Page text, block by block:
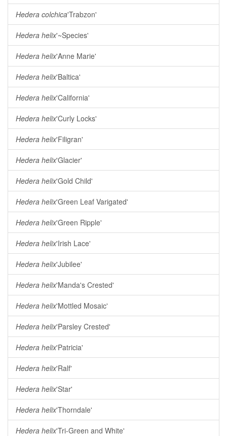
Hedera colchica'Trabzon'
Hedera helix'~Species'
Hedera helix'Anne Marie'
Hedera helix'Baltica'
Hedera helix'California'
Hedera helix'Curly Locks'
Hedera helix'Filigran'
Hedera helix'Glacier'
Hedera helix'Gold Child'
Hedera helix'Green Leaf Varigated'
Hedera helix'Green Ripple'
Hedera helix'Irish Lace'
Hedera helix'Jubilee'
Hedera helix'Manda's Crested'
Hedera helix'Mottled Mosaic'
Hedera helix'Parsley Crested'
Hedera helix'Patricia'
Hedera helix'Ralf'
Hedera helix'Star'
Hedera helix'Thorndale'
Hedera helix'Tri-Green and White'